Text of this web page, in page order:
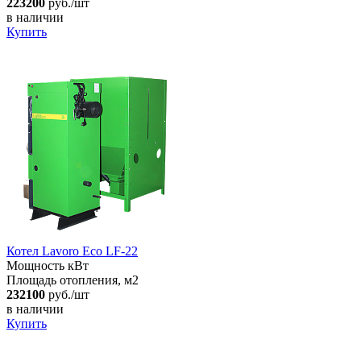
в наличии
Купить
Котел Lavoro Eco LF-22
Мощность кВт
Площадь отопления, м2
232100 руб./шт
в наличии
Купить